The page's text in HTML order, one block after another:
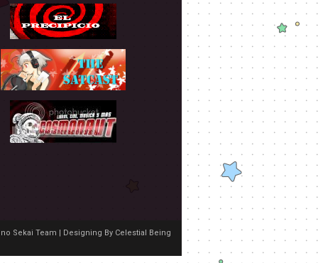
Sekai Team | Designing By Celestial Being